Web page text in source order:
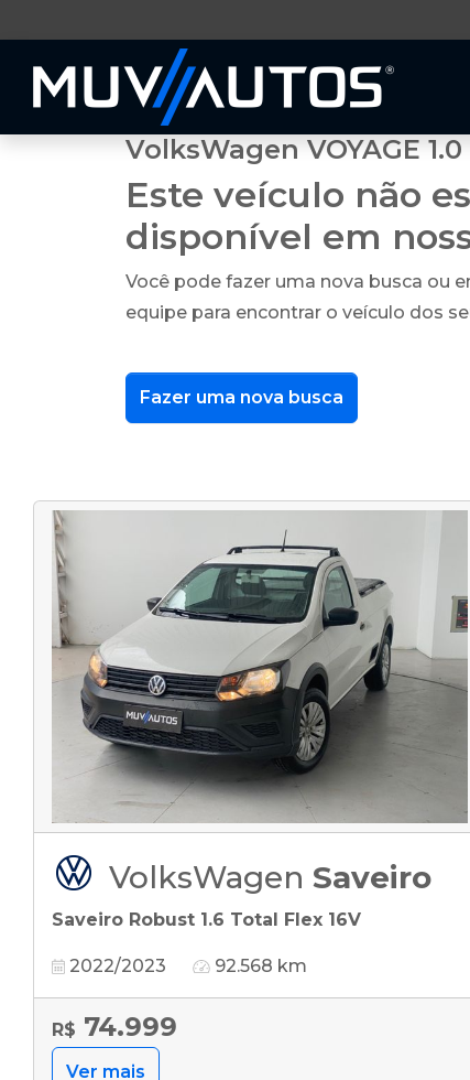
VolksWagen VOYAGE
Este veículo não
disponível em
Você pode fazer uma nova busca ou
equipe para encontrar o veículo dos
Fazer uma nova busca
VolksWagen Saveiro
Saveiro Robust 1.6 Total Flex 16V
2022/2023 92.568 km
R$ 74.999
Ver mais